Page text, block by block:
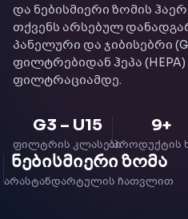
და ნებისმიერი ზომის
თქვენს არსებულ
პანელური და ჯიბისებრი
ფილტრებიდან ჰეპა
ფილტრაციამდე.
G3 – U15
ᲤᲘᲚᲢᲠᲘᲡ ᲙᲚᲐᲡᲔᲑᲘ
9+
ᲞᲠᲝᲓᲣᲥᲢᲘᲡ
ნებისმიერი ზომა
ᲐᲠᲐᲡᲢᲐᲜᲓᲐᲠᲢᲣᲚᲘᲡ ᲩᲐᲗᲕᲚᲘᲗ